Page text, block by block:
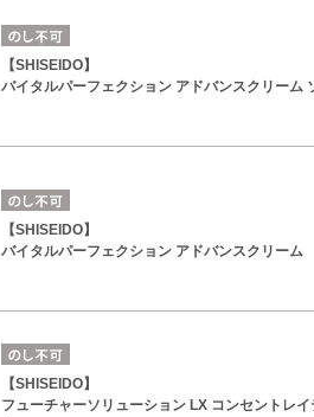
【SHISEIDO】
バイタルパーフェクション アドバンスクリーム
【SHISEIDO】
バイタルパーフェクション アドバンスクリーム
【SHISEIDO】
フューチャーソリューション LX コンセントレ